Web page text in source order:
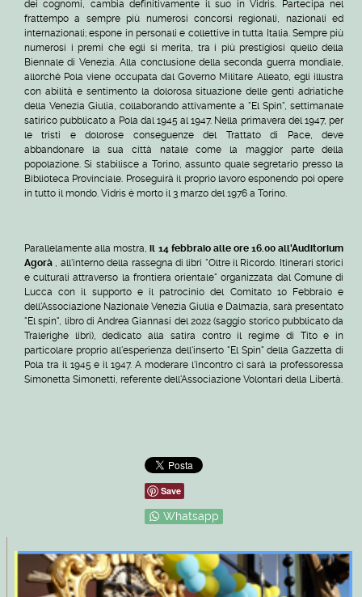
dei cognomi, cambia definitivamente il suo in Vidris. Partecipa nel
frattempo a sempre più numerosi concorsi regionali, nazionali ed
internazionali; espone in personali e collettive in tutta Italia. Sempre più
numerosi i premi che egli si merita, tra i più prestigiosi quello della
Biennale di Venezia. Alla conclusione della seconda guerra mondiale,
allorché Pola viene occupata dal Governo Militare Alleato, egli illustra
con abilità e sentimento la dolorosa situazione delle genti adriatiche
della Venezia Giulia, collaborando attivamente a "El Spin", settimanale
satirico pubblicato a Pola dal 1945 al 1947. Nella primavera del 1947, per
le tristi e dolorose conseguenze del Trattato di Pace, deve
abbandonare la sua città natale come la maggior parte della
popolazione. Si stabilisce a Torino, assunto quale segretario presso la
Biblioteca Provinciale. Proseguirà il proprio lavoro esponendo poi opere
in tutto il mondo. Vidris è morto il 3 marzo del 1976 a Torino.
Parallelamente alla mostra,il 14 febbraio alle ore 16.00 all'Auditorium
Agorà , all'interno della rassegna di libri "Oltre il Ricordo. Itinerari storici
e culturali attraverso la frontiera orientale" organizzata dal Comune di
Lucca con il supporto e il patrocinio del Comitato 10 Febbraio e
dell'Associazione Nazionale Venezia Giulia e Dalmazia, sarà presentato
"El spin", libro di Andrea Giannasi del 2022 (saggio storico pubblicato da
Tralerighe libri), dedicato alla satira contro il regime di Tito e in
particolare proprio all'esperienza dell'inserto "El Spin" della Gazzetta di
Pola tra il 1945 e il 1947. A moderare l'incontro ci sarà la professoressa
Simonetta Simonetti, referente dell'Associazione Volontari della Libertà.
Save
Whatsapp